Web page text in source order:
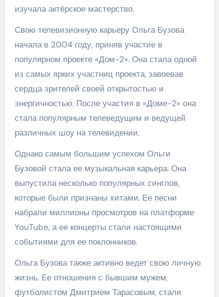
изучала актёрское мастерство.
Свою телевизионную карьеру Ольга Бузова
начала в 2004 году, приняв участие в
популярном проекте «Дом-2». Она стала одной
из самых ярких участниц проекта, завоевав
сердца зрителей своей открытостью и
энергичностью. После участия в «Доме-2» она
стала популярным телеведущим и ведущей
различных шоу на телевидении.
Однако самым большим успехом Ольги
Бузовой стала ее музыкальная карьера. Она
выпустила несколько популярных синглов,
которые были признаны хитами. Ее песни
набрали миллионы просмотров на платформе
YouTube, а ее концерты стали настоящими
событиями для ее поклонников.
Ольга Бузова также активно ведет свою личную
жизнь. Ее отношения с бывшим мужем,
футболистом Дмитрием Тарасовым, стали